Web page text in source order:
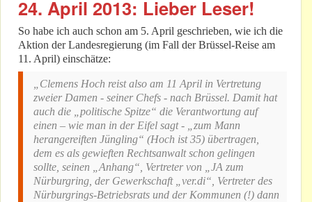
24. April 2013: Lieber Leser!
So habe ich auch schon am 5. April geschrieben, wie ich die
Aktion der Landesregierung (im Fall der Brüssel-Reise am
11. April) einschätze:
„Clemens Hoch reist also am 11 April in Vertretung
zweier Damen - seiner Chefs - nach Brüssel. Damit hat
auch die „politische Spitze“ die Verantwortung auf
einen – wie man in der Eifel sagt - „zum Mann
herangereiften Jüngling“ (Hoch ist 35) übertragen,
dem es als gewieften Rechtsanwalt schon gelingen
sollte, seinen „Anhang“, Vertreter von „JA zum
Nürburgring, der Gewerkschaft „ver.di“, Vertreter des
Nürburgrings-Betriebsrats und der Kommunen (!) dann